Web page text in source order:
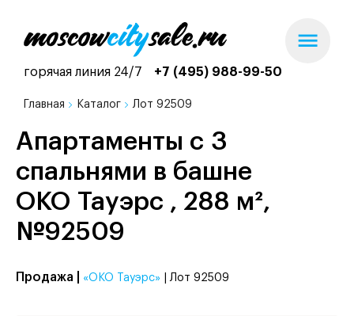
горячая линия 24/7 +7 (495) 988-99-50
Главная Каталог Лот 92509
Апартаменты с 3
спальнями в башне
ОКО Тауэрс , 288 м²,
№92509
Продажа | «ОКО Тауэрс» | Лот 92509